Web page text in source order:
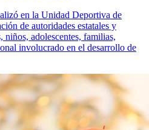
en la Unidad Deportiva de
de autoridades estatales y
niños, adolescentes, familias,
involucrado en el desarrollo de